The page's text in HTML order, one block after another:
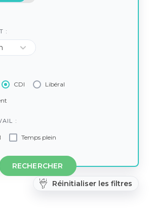
Réinitialiser les filtres
:
CDI Libéral
:
Temps plein
RECHERCHER